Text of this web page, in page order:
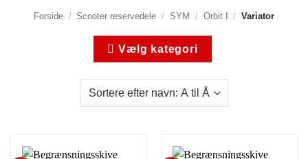
Forside / Scooter reservedele / SYM / Orbit I / Variator
Vælg kategori